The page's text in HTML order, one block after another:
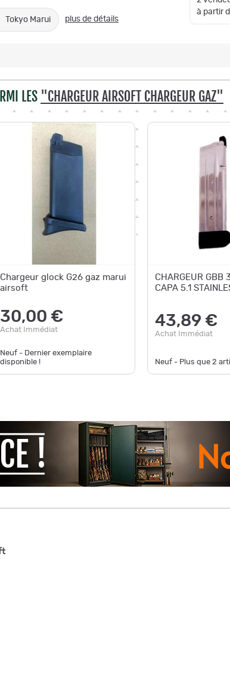
Tokyo Marui plus de détails
à partir
LES "CHARGEUR AIRSOFT CHARGEUR GAZ"
Chargeur glock G26 gaz marui
airsoft
30,00 €
Achat Immédiat
Neuf - Dernier exemplaire
disponible !
CHARGEUR GBB
CAPA 5.1
43,89 €
Achat Immédiat
Neuf - Plus que 2